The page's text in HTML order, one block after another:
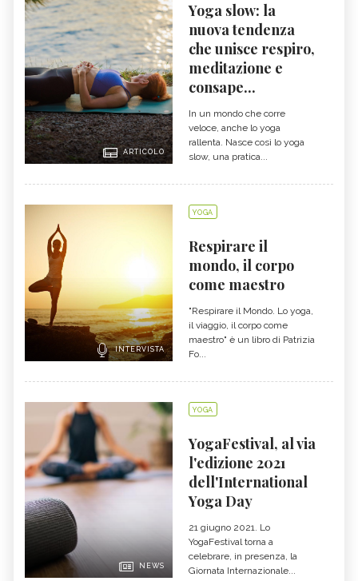
ARTICOLO
Yoga slow: la
nuova tendenza
che unisce respiro,
meditazione e
consape...
In un mondo che corre
veloce, anche lo yoga
rallenta. Nasce così lo yoga
slow, una pratica...
INTERVISTA
YOGA
Respirare il
mondo, il corpo
come maestro
"Respirare il Mondo. Lo yoga,
il viaggio, il corpo come
maestro" è un libro di Patrizia
Fo...
NEWS
YOGA
YogaFestival, al via
l'edizione 2021
dell'International
Yoga Day
21 giugno 2021. Lo
YogaFestival torna a
celebrare, in presenza, la
Giornata Internazionale...